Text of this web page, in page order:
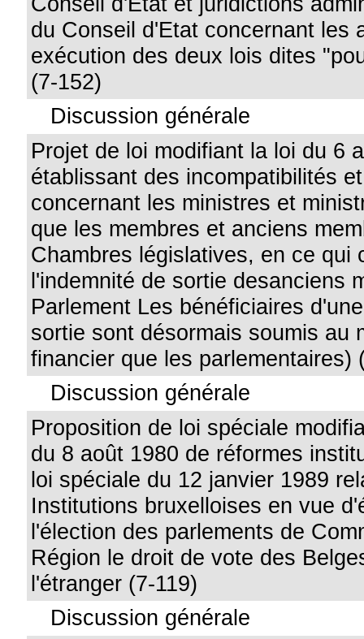
du Conseil d'Etat concernant les
exécution des deux lois dites
(7-152)
Discussion générale
Projet de loi modifiant la loi du 6
établissant des incompatibilités
concernant les ministres et
que les membres et anciens
Chambres législatives, en ce qui
l'indemnité de sortie desanciens
Parlement Les bénéficiaires
sortie sont désormais soumis au
financier que les parlementaires)
Discussion générale
Proposition de loi spéciale
du 8 août 1980 de réformes
loi spéciale du 12 janvier 1989
Institutions bruxelloises en vue
l'élection des parlements de
Région le droit de vote des
l'étranger (7-119)
Discussion générale